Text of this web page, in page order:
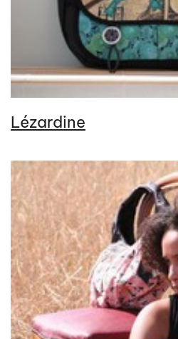
Lézardine